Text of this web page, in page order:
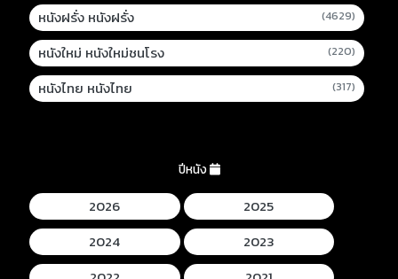
หนังฝรั่ง หนังฝรั่ง (4629)
หนังใหม่ หนังใหม่ชนโรง (220)
หนังไทย หนังไทย (317)
ปีหนัง
2026
2025
2024
2023